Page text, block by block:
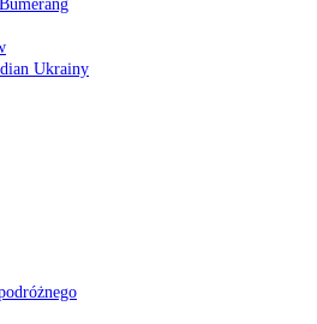
Ukrainy